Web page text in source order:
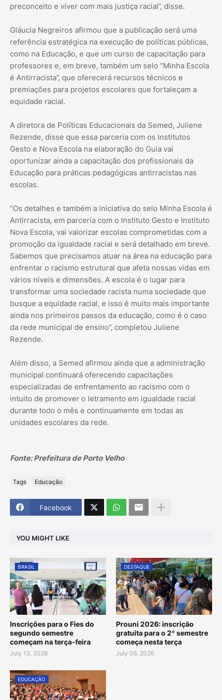
preconceito e viver com mais justiça racial”, disse.
Gláucia Negreiros afirmou que a publicação será uma
referência estratégica na execução de políticas públicas,
como na Educação, e que um curso de capacitação para
professores e, em breve, também um selo “Minha Escola
é Antirracista”, que oferecerá recursos técnicos e
premiações para projetos escolares que fortaleçam a
equidade racial.
A diretora de Políticas Educacionais da Semed, Juliene
Rezende, disse que essa parceria com os Institutos
Gesto e Nova Escola na elaboração do Guia vai
oportunizar ainda a capacitação dos profissionais da
Educação para práticas pedagógicas antirracistas nas
escolas.
“Os detalhes e também a iniciativa do selo Minha Escola é
Antirracista, em parceria com o Instituto Gesto e Instituto
Nova Escola, vai valorizar escolas comprometidas com a
promoção da igualdade racial e será detalhado em breve.
Sabemos que precisamos atuar na área na educação para
enfrentar o racismo estrutural que afeta nossas vidas em
vários níveis e dimensões. A escola é o lugar para
transformar uma sociedade racista numa sociedade que
busque a equidade racial, e isso é muito mais importante
ainda nos primeiros passos da educação, como é o caso
da rede municipal de ensino”, completou Juliene
Rezende.
Além disso, a Semed afirmou ainda que a administração
municipal continuará oferecendo capacitações
especializadas de enfrentamento ao racismo com o
intuito de promover o letramento em igualdade racial
durante todo o mês e continuamente em todas as
unidades escolares da rede.
Fonte: Prefeitura de Porto Velho
Tags Educação
Facebook
YOU MIGHT LIKE
BRASIL
Inscrições para o Fies do
segundo semestre
começam na terça-feira
July 13, 2026
DESTAQUE
Prouni 2026: inscrição
gratuita para o 2º semestre
começa nesta terça
July 06, 2026
EDUCAÇÃO